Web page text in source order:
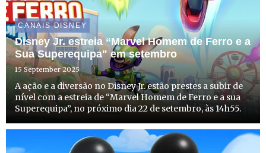
CANAIS DISNEY
Disney Jr. estreia “Marvel Homem de Ferro e a
Sua Superequipa" em setembro
15 September 2025
A ação e a diversão no Disney Jr. estão prestes a subir de
nível com a estreia de “Marvel Homem de Ferro e a sua
Superequipa”, no próximo dia 22 de setembro, às 14h55.